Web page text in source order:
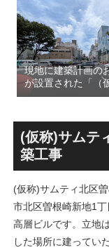
現地に建築計画の
が設置された「（
前六丁目八角館建
SANAA設計で神宮
新たな商業施設誕
(仮称)サムテ
築工事
(仮称)サムティ北区
市北区曽根崎新地1
高層ビルです。立地
した場所に建ってい